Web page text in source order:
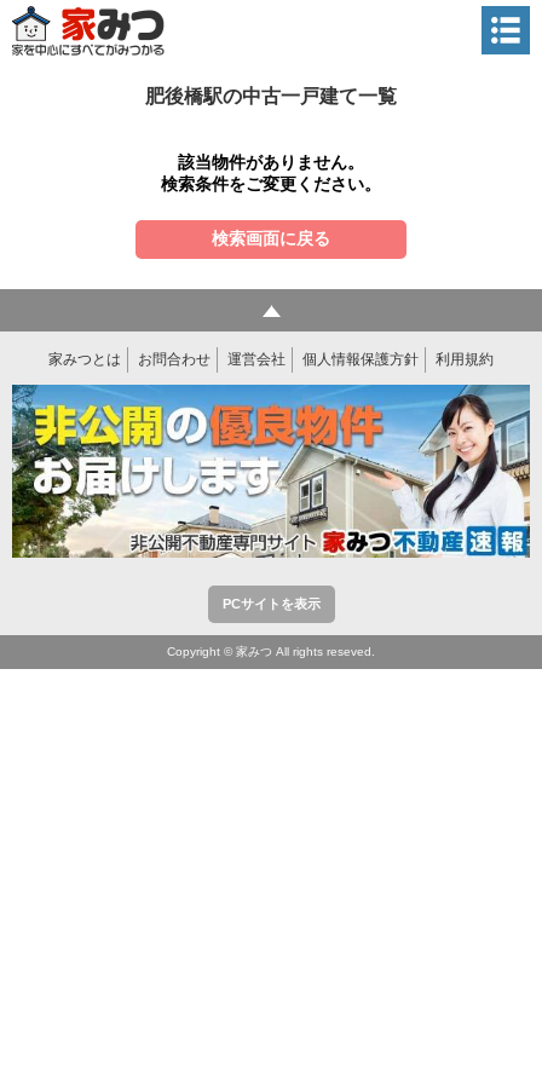
肥後橋駅の中古一戸建て一覧
該当物件がありません。
検索条件をご変更ください。
検索画面に戻る
家みつとは お問合わせ 運営会社 個人情報保護方針 利用規約
PCサイトを表示
Copyright © 家みつ All rights reseved.